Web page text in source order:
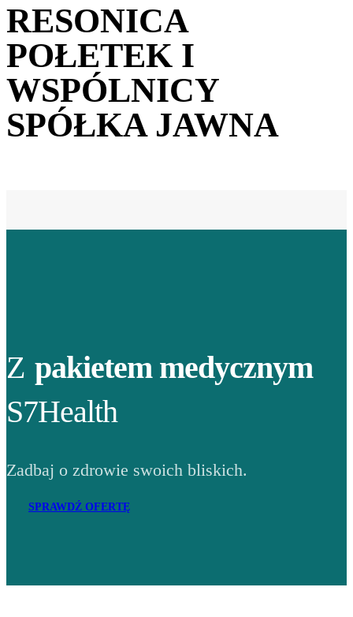
RESONICA
POŁETEK I
WSPÓLNICY
SPÓŁKA JAWNA
Z pakietem medycznym
S7Health
Zadbaj o zdrowie swoich bliskich.
SPRAWDŹ OFERTĘ